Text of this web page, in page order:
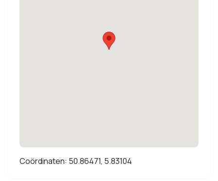
Coördinaten: 50.86471, 5.83104